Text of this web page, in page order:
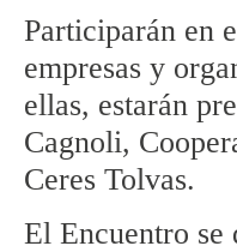
Participarán en
empresas y
ellas, estarán
Cagnoli,
Ceres Tolvas.
El Encuentro se